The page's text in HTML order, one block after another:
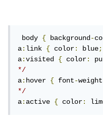
body { background-
a:link { color: blue;
a:visited { color:
*/
a:hover { font-
*/
a:active { color: